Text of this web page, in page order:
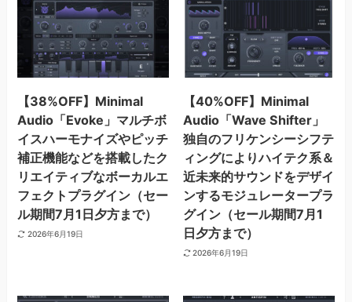
【38%OFF】Minimal
Audio「Evoke」マルチボ
イスハーモナイズやピッチ
補正機能などを搭載したク
リエイティブなボーカルエ
フェクトプラグイン（セー
ル期間7月1日夕方まで）
2026年6月19日
【40%OFF】Minimal
Audio「Wave Shifter」
独自のフリケンシーシフテ
ィングによりハイテク系＆
近未来的サウンドをデザイ
ンするモジュレータープラ
グイン（セール期間7月1
日夕方まで）
2026年6月19日